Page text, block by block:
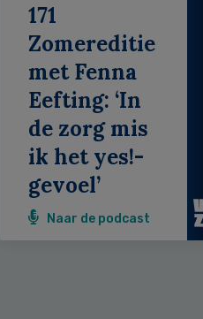
171
Zomereditie
met Fenna
Eefting: ‘In
de zorg mis
ik het yes!-
gevoel’
Naar de podcast